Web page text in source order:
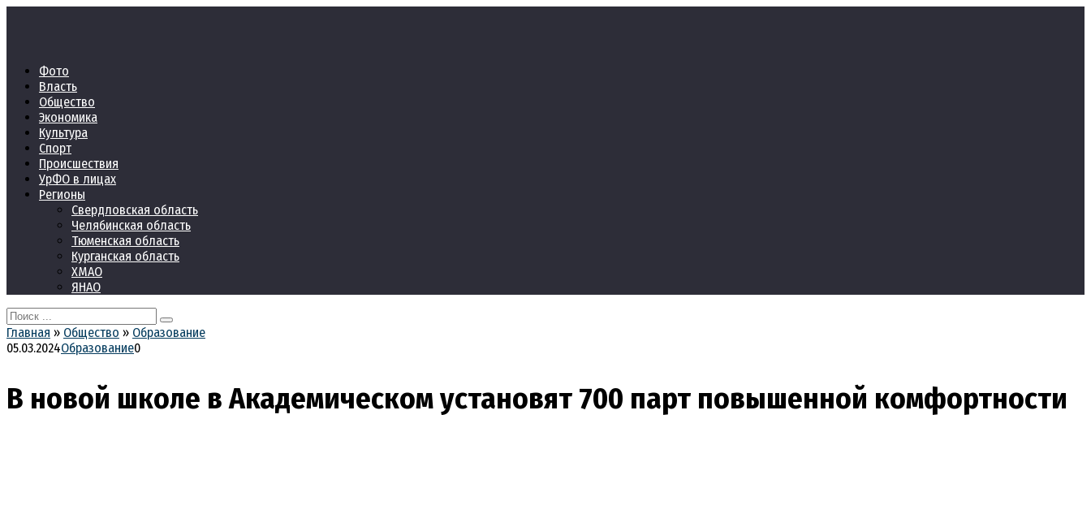
Фото
Власть
Общество
Экономика
Культура
Спорт
Происшествия
УрФО в лицах
Регионы
Свердловская область
Челябинская область
Тюменская область
Курганская область
ХМАО
ЯНАО
Search
for:
Главная » Общество » Образование
05.03.2024Образование0
В новой школе в Академическом установят 700 парт повышенной комфортности